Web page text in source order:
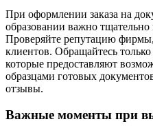
При оформлении заказа на
образовании важно
Проверяйте репутацию
клиентов. Обращайтесь
которые предоставляют
образцами готовых
отзывы.
Важные моменты при